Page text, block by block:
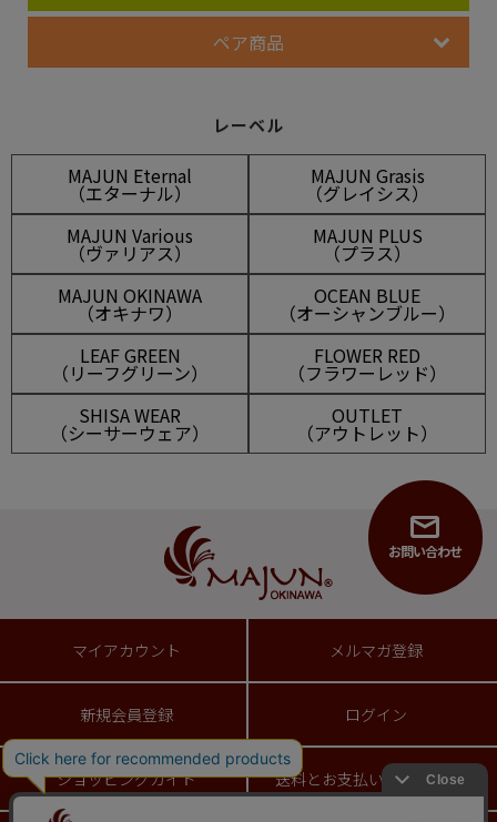
ペア商品
レーベル
MAJUN Eternal
（エターナル）
MAJUN Grasis
（グレイシス）
MAJUN Various
（ヴァリアス）
MAJUN PLUS
（プラス）
MAJUN OKINAWA
（オキナワ）
OCEAN BLUE
（オーシャンブルー）
LEAF GREEN
（リーフグリーン）
FLOWER RED
（フラワーレッド）
SHISA WEAR
（シーサーウェア）
OUTLET
（アウトレット）
マイアカウント メルマガ登録
新規会員登録 ログイン
ショッピングガイド 送料とお支払い方法について
お問い合わせ